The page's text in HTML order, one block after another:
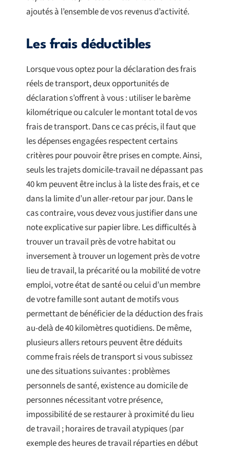
ajoutés à l’ensemble de vos revenus d’activité.
Les frais déductibles
Lorsque vous optez pour la déclaration des frais
réels de transport, deux opportunités de
déclaration s’offrent à vous : utiliser le barème
kilométrique ou calculer le montant total de vos
frais de transport. Dans ce cas précis, il faut que
les dépenses engagées respectent certains
critères pour pouvoir être prises en compte. Ainsi,
seuls les trajets domicile-travail ne dépassant pas
40 km peuvent être inclus à la liste des frais, et ce
dans la limite d’un aller-retour par jour. Dans le
cas contraire, vous devez vous justifier dans une
note explicative sur papier libre. Les difficultés à
trouver un travail près de votre habitat ou
inversement à trouver un logement près de votre
lieu de travail, la précarité ou la mobilité de votre
emploi, votre état de santé ou celui d’un membre
de votre famille sont autant de motifs vous
permettant de bénéficier de la déduction des frais
au-delà de 40 kilomètres quotidiens. De même,
plusieurs allers retours peuvent être déduits
comme frais réels de transport si vous subissez
une des situations suivantes : problèmes
personnels de santé, existence au domicile de
personnes nécessitant votre présence,
impossibilité de se restaurer à proximité du lieu
de travail ; horaires de travail atypiques (par
exemple des heures de travail réparties en début